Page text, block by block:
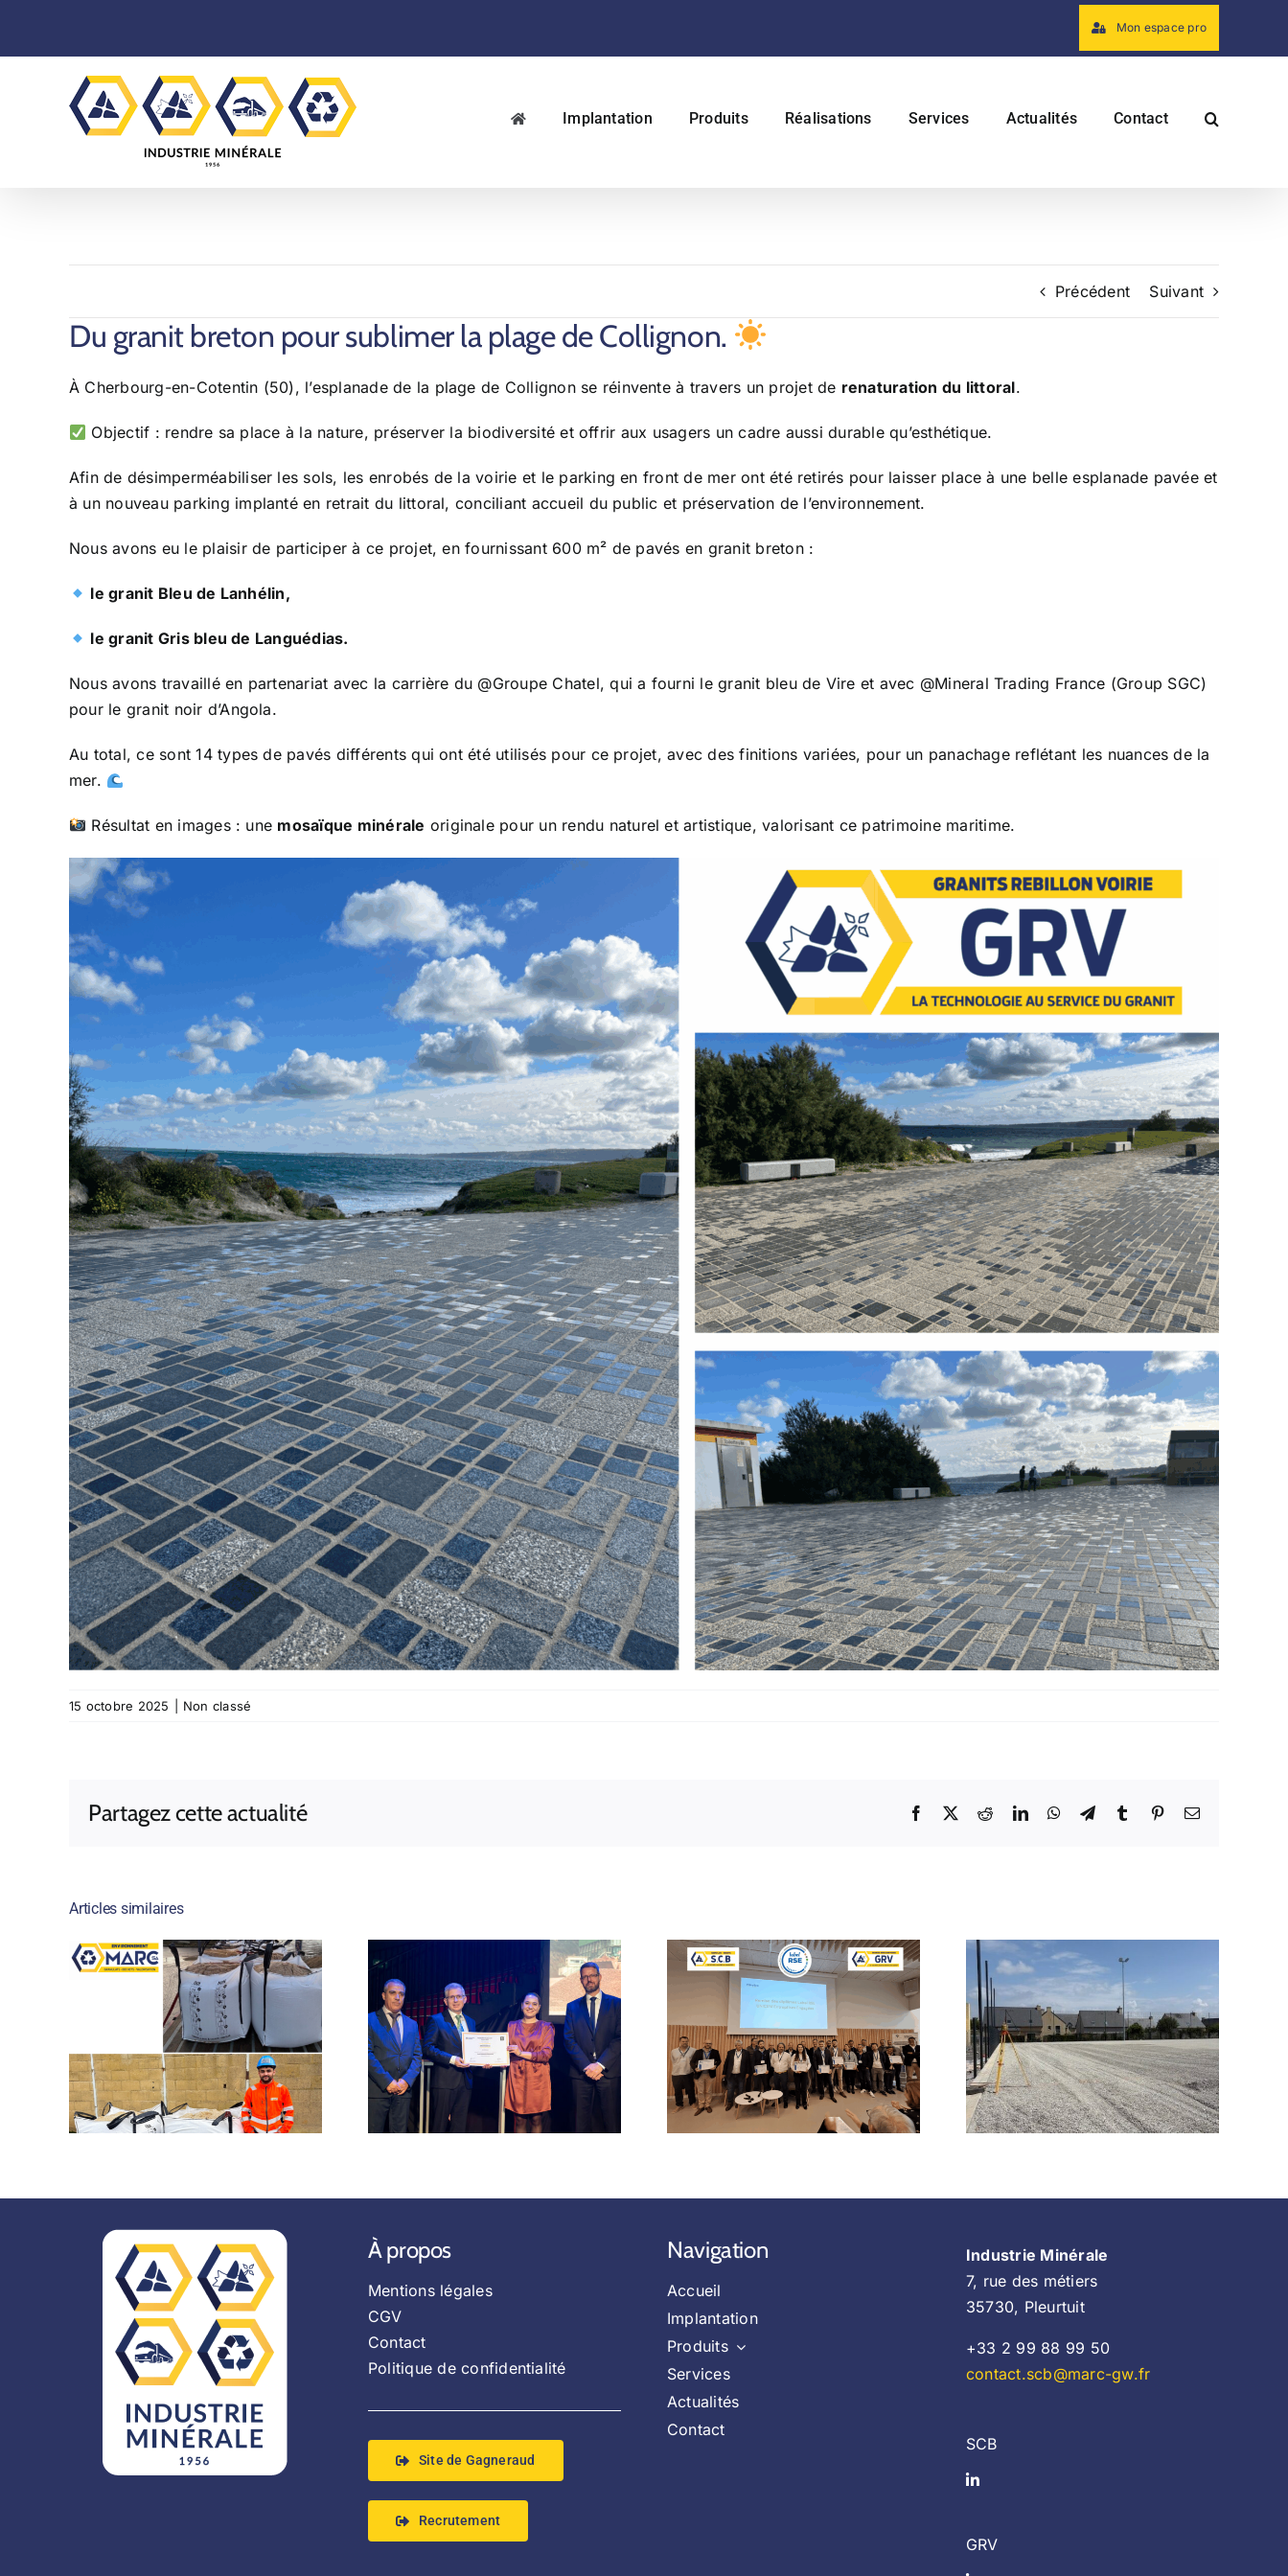
Mon espace pro
Implantation Produits Réalisations Services Actualités Contact
Précédent Suivant
Du granit breton pour sublimer la plage de Collignon.
À Cherbourg-en-Cotentin (50), l’esplanade de la plage de Collignon se réinvente à travers un projet de renaturation du littoral.
Objectif : rendre sa place à la nature, préserver la biodiversité et offrir aux usagers un cadre aussi durable qu’esthétique.
Afin de désimperméabiliser les sols, les enrobés de la voirie et le parking en front de mer ont été retirés pour laisser place à une belle esplanade pavée et
à un nouveau parking implanté en retrait du littoral, conciliant accueil du public et préservation de l’environnement.
Nous avons eu le plaisir de participer à ce projet, en fournissant 600 m² de pavés en granit breton :
le granit Bleu de Lanhélin,
le granit Gris bleu de Languédias.
Nous avons travaillé en partenariat avec la carrière du @Groupe Chatel, qui a fourni le granit bleu de Vire et avec @Mineral Trading France (Group SGC)
pour le granit noir d’Angola.
Au total, ce sont 14 types de pavés différents qui ont été utilisés pour ce projet, avec des finitions variées, pour un panachage reflétant les nuances de la
mer.
Résultat en images : une mosaïque minérale originale pour un rendu naturel et artistique, valorisant ce patrimoine maritime.
15 octobre 2025 Non classé
Partagez cette actualité Facebook RedditLinkedInWhatsApp
TelegramTumblrPinterestEmail
Articles similaires
Une belle
reconnaissance
européenne pour
notre engagement
local !
Obtention du Label
RSE UNICEM
“entreprises engagées”
🏗 Chantier terminé à
Saint-Jouan-des-
Guérets !
Chantier
d’aménagement d’une
aire de jeux à Gouarec
(22)
À propos
Mentions légales
CGV
Contact
Politique de confidentialité
Site de Gagneraud
Recrutement
Navigation
Accueil
Implantation
Produits
Services
Actualités
Contact
Industrie Minérale
7, rue des métiers
35730, Pleurtuit
+33 2 99 88 99 50
contact.scb@marc-gw.fr
SCB
GRV